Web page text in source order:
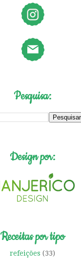
Pesquisa:
Design por:
Receitas por tipo
refeições (33)